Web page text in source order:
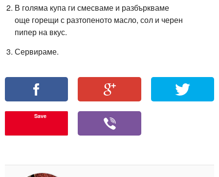
В голяма купа ги смесваме и разбъркваме
още горещи с разтопеното масло, сол и черен
пипер на вкус.
Сервираме.
Save